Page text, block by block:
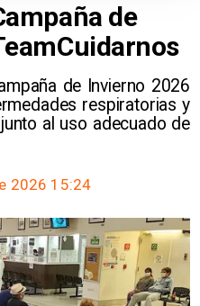
de
de Invierno 2026
respiratorias y
al uso adecuado de
2026 15:24